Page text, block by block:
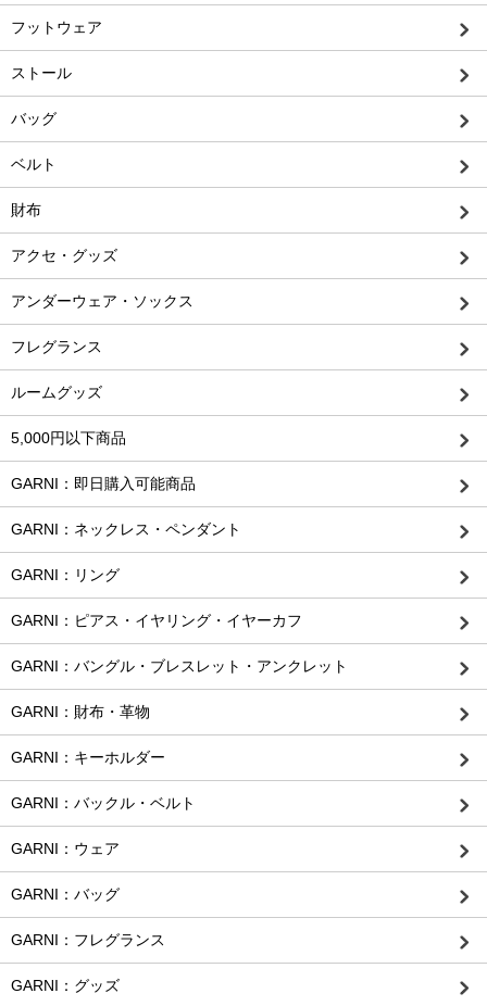
フットウェア
ストール
バッグ
ベルト
財布
アクセ・グッズ
アンダーウェア・ソックス
フレグランス
ルームグッズ
5,000円以下商品
GARNI：即日購入可能商品
GARNI：ネックレス・ペンダント
GARNI：リング
GARNI：ピアス・イヤリング・イヤーカフ
GARNI：バングル・ブレスレット・アンクレット
GARNI：財布・革物
GARNI：キーホルダー
GARNI：バックル・ベルト
GARNI：ウェア
GARNI：バッグ
GARNI：フレグランス
GARNI：グッズ